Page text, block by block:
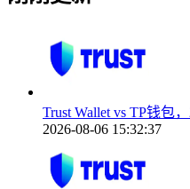
Trust Wallet vs TP钱包
2026-08-06 15:32:37